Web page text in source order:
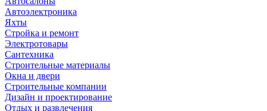
Автоэлектроника
Яхты
Стройка и ремонт
Электротовары
Сантехника
Строительные материалы
Окна и двери
Строительные компании
Дизайн и проектирование
Отдых и развлечения